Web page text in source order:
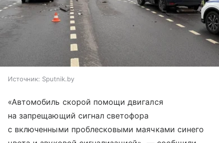
Источник: Sputnik.by
«Автомобиль скорой помощи двигался
на запрещающий сигнал светофора
с включенными проблесковыми маячками синего